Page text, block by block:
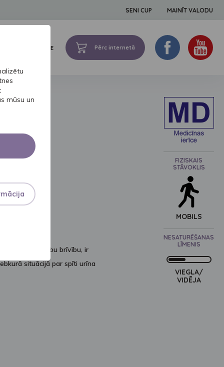
SENI CUP MAINĪT VALODU
ZELTA PIEREDZE Pērc internetā
novērtē kustību brīvību, ir
situācijā par spīti urīna
FIZISKAIS
STĀVOKLIS
MOBILS
NESATURĒŠANAS
LĪMENIS
VIEGLA/
VIDĒJA
mūsu un